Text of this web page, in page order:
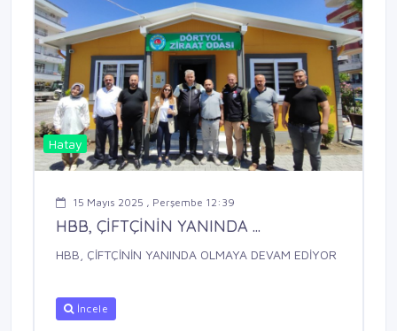
Hatay
15 Mayıs 2025 , Perşembe 12:39
HBB, ÇİFTÇİNİN YANINDA ...
HBB, ÇİFTÇİNİN YANINDA OLMAYA DEVAM EDİYOR
İncele